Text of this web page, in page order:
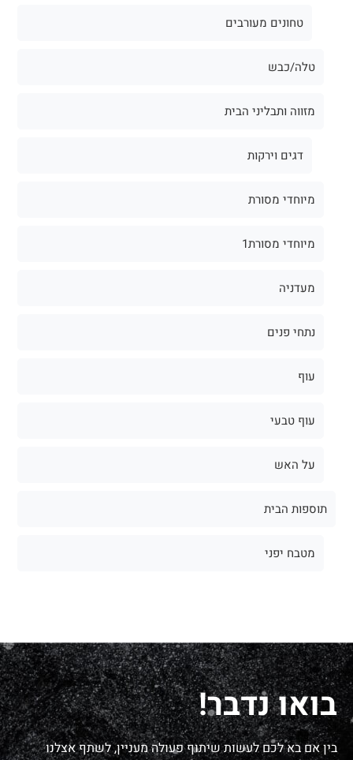
טחונים מעורבים
טלה/כבש
מזווה ותבליני הבית
דגים וירקות
מיוחדי מסורת
מיוחדי מסורת1
מעדניה
נתחי פנים
עוף
עוף טבעי
על האש
תוספות הבית
מטבח יפני
בואו נדבר!
בין אם בא לכם לעשות שיתוף פעולה מעניין, לשתף אצלנו